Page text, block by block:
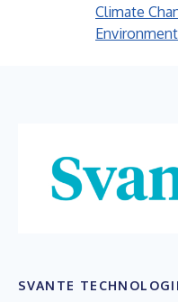
Climate
SVANTE